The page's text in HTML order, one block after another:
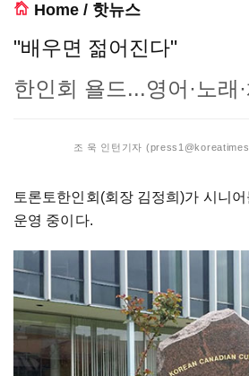
Home / 핫뉴스
"배우면 젊어진다"
한인회 욜드...영어·노래
조 욱 인턴기자
토론토한인회(회장 김정희)가 시니
운영 중이다.